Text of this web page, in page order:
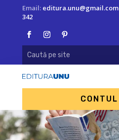
Email: editura.unu@gmail.com
342
CONTUL